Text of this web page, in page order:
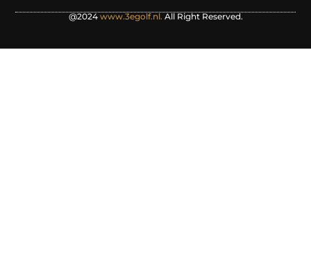
@2024www.3egolf.nl.All Right Reserved.